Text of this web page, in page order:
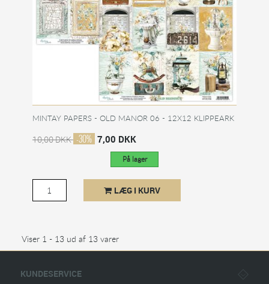
MINTAY PAPERS - OLD MANOR 06 - 12X12 KLIPPEARK
10,00 DKK -30% 7,00 DKK
På lager
LÆG I KURV
Viser 1 - 13 ud af 13 varer
KUNDESERVICE